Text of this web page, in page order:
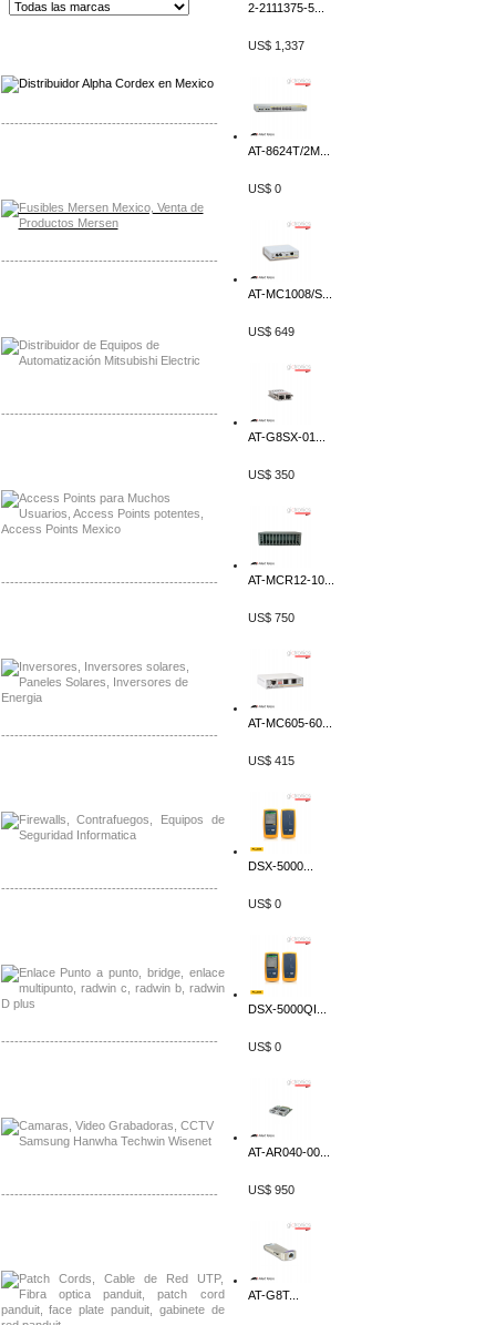
-------------------------------------------------
-------------------------------------------------
-------------------------------------------------
-------------------------------------------------
-------------------------------------------------
-------------------------------------------------
-------------------------------------------------
-------------------------------------------------
2-2111375-5...
US$ 1,337
AT-8624T/2M...
US$ 0
AT-MC1008/S...
US$ 649
AT-G8SX-01...
US$ 350
AT-MCR12-10...
US$ 750
AT-MC605-60...
US$ 415
DSX-5000...
US$ 0
DSX-5000QI...
US$ 0
AT-AR040-00...
US$ 950
AT-G8T...